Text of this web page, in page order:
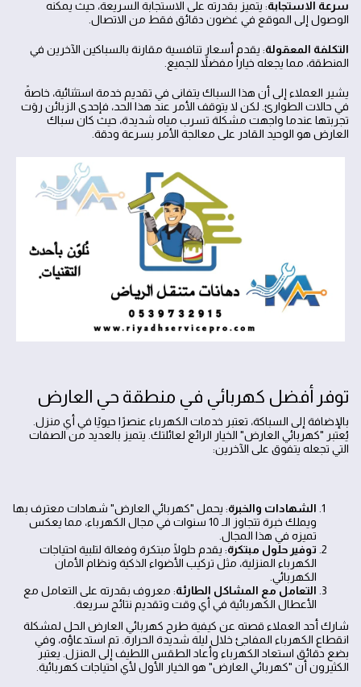
سرعة الاستجابة: يتميز بقدرته على الاستجابة السريعة، حيث يمكنه
الوصول إلى الموقع في غضون دقائق فقط من الاتصال.
التكلفة المعقولة: يقدم أسعار تنافسية مقارنة بالسباكين الآخرين في
المنطقة، مما يجعله خياراً مفضلاً للجميع.
يشير العملاء إلى أن هذا السباك يتفانى في تقديم خدمة استثنائية، خاصةً
في حالات الطوارئ. لكن لا يتوقف الأمر عند هذا الحد، فإحدى الزبائن روَت
تجربتها عندما واجهت مشكلة تسرب مياه شديدة، حيث كان سباك
العارض هو الوحيد القادر على معالجة الأمر بسرعة ودقة.
توفر أفضل كهربائي في منطقة حي العارض
بالإضافة إلى السباكة، تعتبر خدمات الكهرباء عنصرًا حيويًا في أي منزل.
يُعتبر "كهربائي العارض" الخيار الرائع لعائلتك. يتميز بالعديد من الصفات
التي تجعله يتفوق على الآخرين:
الشهادات والخبرة: يحمل "كهربائي العارض" شهادات معترف بها
ويملك خبرة تتجاوز الـ 10 سنوات في مجال الكهرباء، مما يعكس
تميزه في هذا المجال.
توفير حلول مبتكرة: يقدم حلولًا مبتكرة وفعالة لتلبية احتياجات
الكهرباء المنزلية، مثل تركيب الأضواء الذكية ونظام الأمان
الكهربائي.
التعامل مع المشاكل الطارئة: معروف بقدرته على التعامل مع
الأعطال الكهربائية في أي وقت وتقديم نتائج سريعة.
شارك أحد العملاء قصته عن كيفية طرح كهربائي العارض الحل لمشكلة
انقطاع الكهرباء المفاجئ خلال ليلة شديدة الحرارة. تم استدعاؤه، وفي
بضع دقائق استعاد الكهرباء وأعاد الطقس اللطيف إلى المنزل. يعتبر
الكثيرون أن "كهربائي العارض" هو الخيار الأول لأي احتياجات كهربائية.